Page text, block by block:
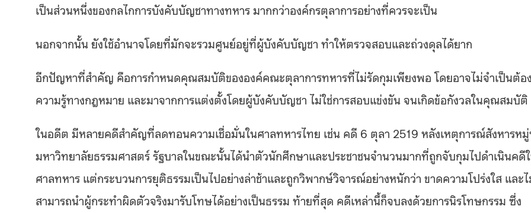
เป็นส่วนหนึ่งของกลไกการบังคับบัญชาทางทหาร มากกว่าองค์กรตุลาการอย่างที่ควรจะเป็น
นอกจากนั้น ยังใช้อำนาจโดยที่มักจะรวมศูนย์อยู่ที่ผู้บังคับบัญชา ทำให้ตรวจสอบและถ่วงดุลได้ยาก
อีกปัญหาที่สำคัญ คือการกำหนดคุณสมบัติขององค์คณะตุลาการทหารที่ไม่รัดกุมเพียงพอ โดยอาจไม่จำเป็นต้อ
ความรู้ทางกฎหมาย และมาจากการแต่งตั้งโดยผู้บังคับบัญชา ไม่ใช่การสอบแข่งขัน จนเกิดข้อกังวลในคุณสมบัติ
ในอดีต มีหลายคดีสำคัญที่ลดทอนความเชื่อมั่นในศาลทหารไทย เช่น คดี 6 ตุลา 2519 หลังเหตุการณ์สังหารห
มหาวิทยาลัยธรรมศาสตร์ รัฐบาลในขณะนั้นได้นำตัวนักศึกษาและประชาชนจำนวนมากที่ถูกจับกุมไปดำเนินคดี
ศาลทหาร แต่กระบวนการยุติธรรมเป็นไปอย่างล่าช้าและถูกวิพากษ์วิจารณ์อย่างหนักว่า ขาดความโปร่งใส และ
สามารถนำผู้กระทำผิดตัวจริงมารับโทษได้อย่างเป็นธรรม ท้ายที่สุด คดีเหล่านี้ก็จบลงด้วยการนิรโทษกรรม ซึ่ง